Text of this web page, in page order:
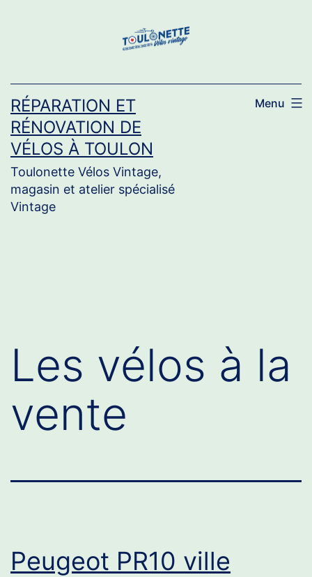
RÉPARATION ET
RÉNOVATION DE
VÉLOS À TOULON
Toulonette Vélos Vintage,
magasin et atelier spécialisé
Vintage
Menu
Les vélos à la
vente
Peugeot PR10 ville